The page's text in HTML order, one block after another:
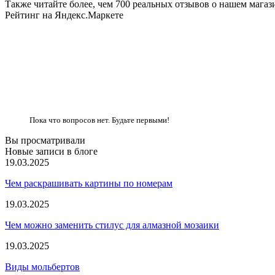
Также читайте более, чем 700 реальных отзывов о нашем
Рейтинг на Яндекс.Маркете
Пока что вопросов нет. Будьте первыми!
Вы просматривали
Новые записи в блоге
19.03.2025
Чем раскрашивать картины по номерам
19.03.2025
Чем можно заменить стилус для алмазной мозаики
19.03.2025
Виды мольбертов